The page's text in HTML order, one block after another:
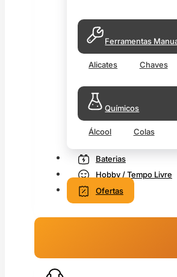
Ferramentas
Alicates Chaves
Químicos
Álcool Colas
Baterias
Hobby / Tempo Livre
Ofertas